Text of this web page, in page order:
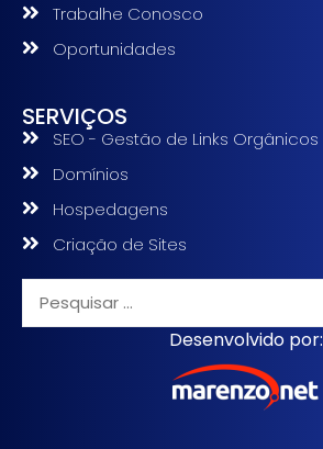
Trabalhe Conosco
Oportunidades
SERVIÇOS
SEO - Gestão de Links Orgânicos
Domínios
Hospedagens
Criação de Sites
Desenvolvido por: